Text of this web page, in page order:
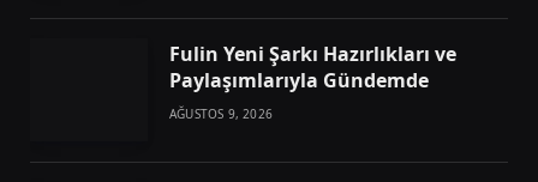
Fulin Yeni Şarkı Hazırlıkları ve
Paylaşımlarıyla Gündemde
AĞUSTOS 9, 2026